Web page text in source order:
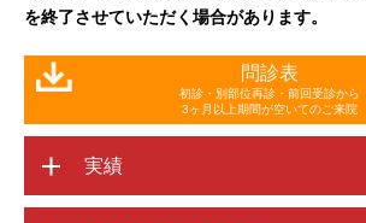
を終了させていただく場合があります。
問診表
初診・別部位再診・前回受診から
3ヶ月以上期間が空いてのご来院
実績